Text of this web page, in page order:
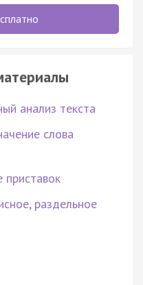
анализ текста
слова
приставок
раздельное